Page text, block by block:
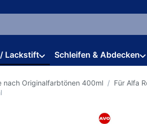
Während Sie tippen, erscheinen
Lackstift Schleifen & Abdecken
nach Originalfarbtönen 400ml
Für Alfa